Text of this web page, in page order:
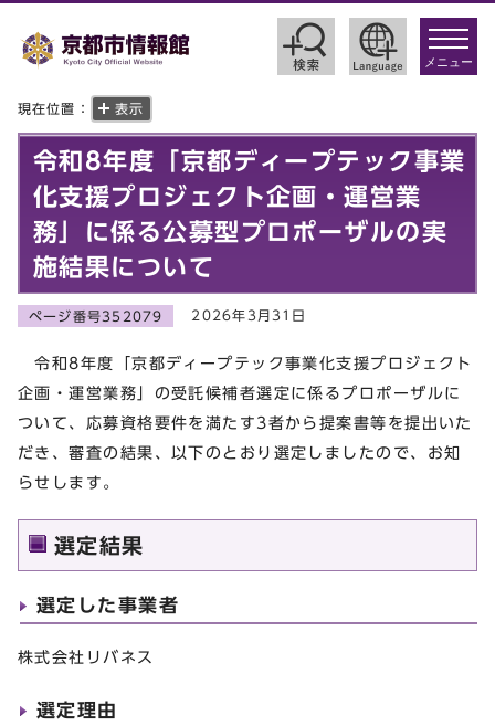
toggle
メニュー
現在位置： 表示
令和8年度「京都ディープテック事業
化支援プロジェクト企画・運営業
務」に係る公募型プロポーザルの実
施結果について
ページ番号352079 2026年3月31日
令和8年度「京都ディープテック事業化支援プロジェクト
企画・運営業務」の受託候補者選定に係るプロポーザルに
ついて、応募資格要件を満たす3者から提案書等を提出いた
だき、審査の結果、以下のとおり選定しましたので、お知
らせします。
選定結果
選定した事業者
株式会社リバネス
選定理由